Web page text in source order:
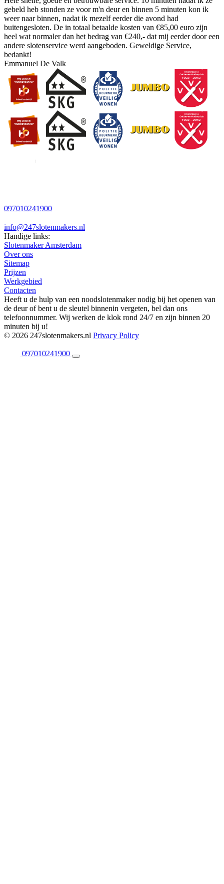
gebeld heb stonden ze voor m'n deur en binnen 5 minuten kon ik
weer naar binnen, nadat ik mezelf eerder die avond had
buitengesloten. De in totaal betaalde kosten van €85,00 euro zijn
heel wat normaler dan het bedrag van €240,- dat mij eerder door een
andere slotenservice werd aangeboden. Geweldige Service,
bedankt!
Emmanuel De Valk
097010241900
info@247slotenmakers.nl
Handige links:
Slotenmaker Amsterdam
Over ons
Sitemap
Prijzen
Werkgebied
Contacten
Heeft u de hulp van een noodslotenmaker nodig bij het openen van
de deur of bent u de sleutel binnenin vergeten, bel dan ons
telefoonnummer. Wij werken de klok rond 24/7 en zijn binnen 20
minuten bij u!
© 2026 247slotenmakers.nl Privacy Policy
097010241900